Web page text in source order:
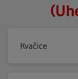
Kvačice